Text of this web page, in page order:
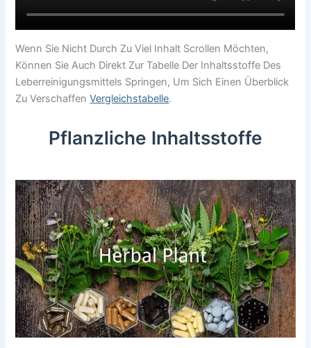
Wenn Sie Nicht Durch Zu Viel Inhalt Scrollen Möchten,
Können Sie Auch Direkt Zur Tabelle Der Inhaltsstoffe Des
Leberreinigungsmittels Springen, Um Sich Einen Überblick
Zu VerschaffenVergleichstabelle.
Pflanzliche Inhaltsstoffe